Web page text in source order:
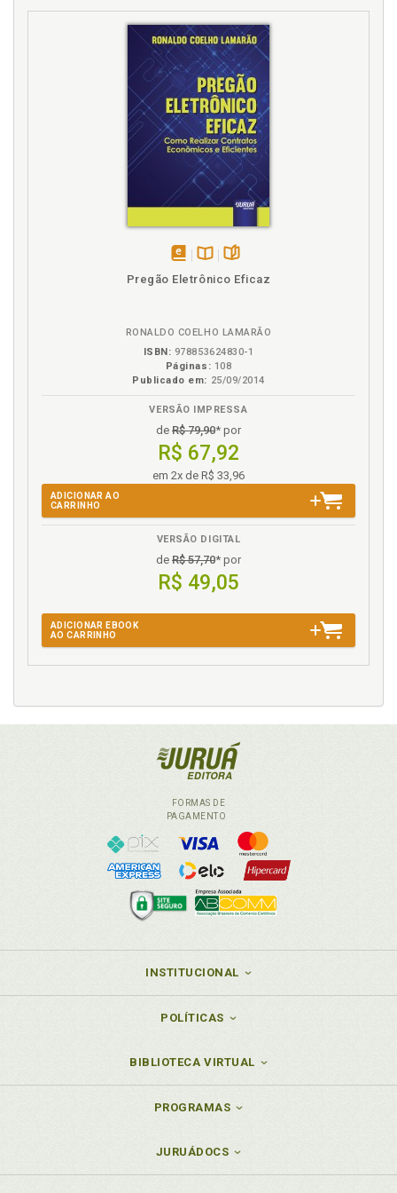
inclusão dos afetados e o agir comunicativo, p. 83
Sociedade. Advocacia pública na defesa da
sociedade, p. 33
disponívelDisponível
páginas
Pregão Eletrônico Eficaz
RONALDO COELHO LAMARÃO
ISBN: 978853624830-1
Páginas: 108
Publicado em: 25/09/2014
VERSÃO IMPRESSA
de R$ 79,90* por
R$ 67,92
em 2x de R$ 33,96
ADICIONAR AO
CARRINHO
VERSÃO DIGITAL
de R$ 57,70* por
R$ 49,05
ADICIONAR EBOOK
AO CARRINHO
FORMAS DE
PAGAMENTO
INSTITUCIONAL
POLÍTICAS
BIBLIOTECA VIRTUAL
PROGRAMAS
JURUÁDOCS